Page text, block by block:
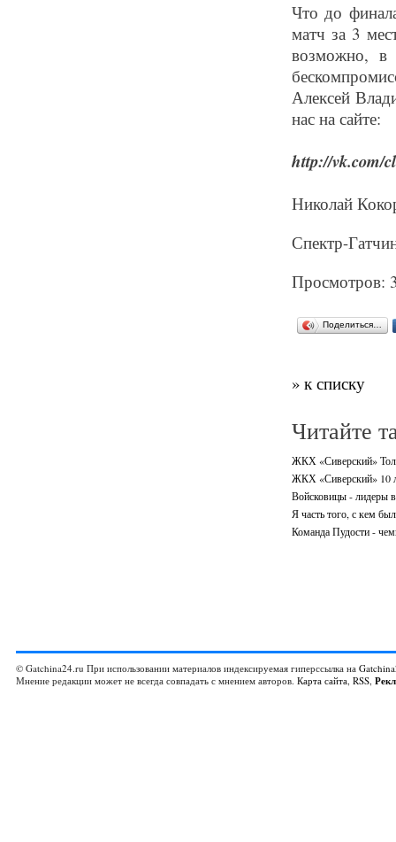
Что до
матч за 3
возможно,
Алексей
нас на сайте:
http://vk.com/
Николай
Спектр-
Просмотров:
Поделиться…
» к списку
Читайте
ЖКХ «Сиверский»
ЖКХ «Сиверский» 10
Войсковицы - лидеры в
Я часть того, с кем
Команда Пудости -
© Gatchina24.ru При использовании материалов индексируемая гиперссылка на
Мнение редакции может не всегда совпадать с мнением авторов. Карта сайта, RSS,